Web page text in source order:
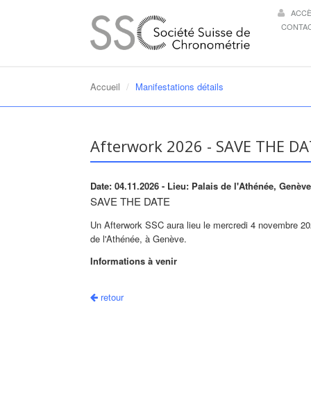
Accueil Manifestations détails
Afterwork 2026 - SAVE THE
Date: 04.11.2026 - Lieu: Palais de l'Athénée, Genève
SAVE THE DATE
Un Afterwork SSC aura lieu le mercredi 4 novembre
de l'Athénée, à Genève.
Informations à venir
retour